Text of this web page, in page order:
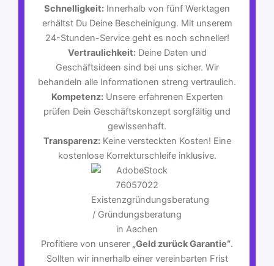
Schnelligkeit: Innerhalb von fünf Werktagen
erhältst Du Deine Bescheinigung. Mit unserem
24-Stunden-Service geht es noch schneller!
Vertraulichkeit:Deine Daten und
Geschäftsideen sind bei uns sicher. Wir
behandeln alle Informationen streng vertraulich.
Kompetenz:Unsere erfahrenen Experten
prüfen Dein Geschäftskonzept sorgfältig und
gewissenhaft.
Transparenz:Keine versteckten Kosten! Eine
kostenlose Korrekturschleife inklusive.
Profitiere von unserer „Geld zurück Garantie“.
Sollten wir innerhalb einer vereinbarten Frist